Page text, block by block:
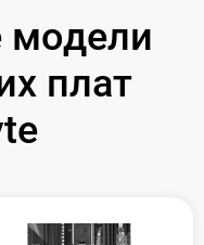
модели
плат